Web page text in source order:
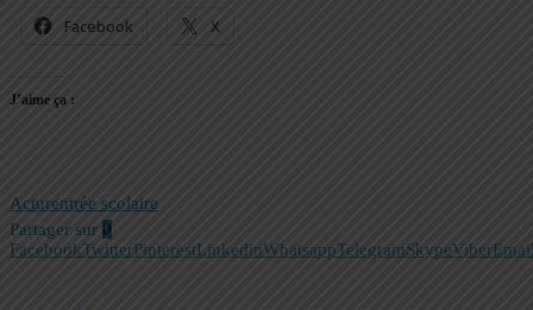
Facebook X
J’aime ça :
Acturentrée scolaire
Partager sur 0
FacebookTwitterPinterestLinkedinWhatsappTelegramSkypeViber